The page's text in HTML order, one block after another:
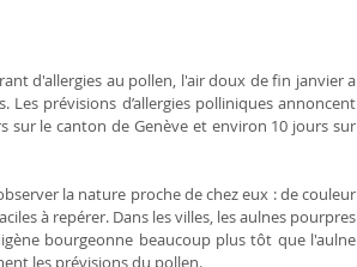
d'allergies au pollen, l'air doux de fin janvier a
prévisions d’allergies polliniques annoncent
sur le canton de Genève et environ 10 jours sur
la nature proche de chez eux : de couleur
à repérer. Dans les villes, les aulnes pourpres
bourgeonne beaucoup plus tôt que l'aulne
les prévisions du pollen.